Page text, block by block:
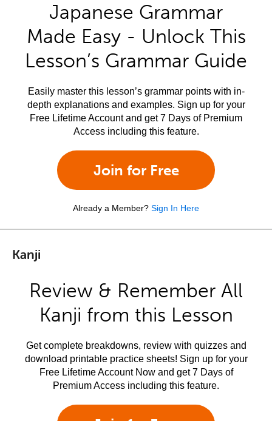
Japanese Grammar
Made Easy - Unlock This
Lesson’s Grammar Guide
Easily master this lesson’s grammar points with in-
depth explanations and examples. Sign up for your
Free Lifetime Account and get 7 Days of Premium
Access including this feature.
Join for Free
Already a Member? Sign In Here
Kanji
Review & Remember All
Kanji from this Lesson
Get complete breakdowns, review with quizzes and
download printable practice sheets! Sign up for your
Free Lifetime Account Now and get 7 Days of
Premium Access including this feature.